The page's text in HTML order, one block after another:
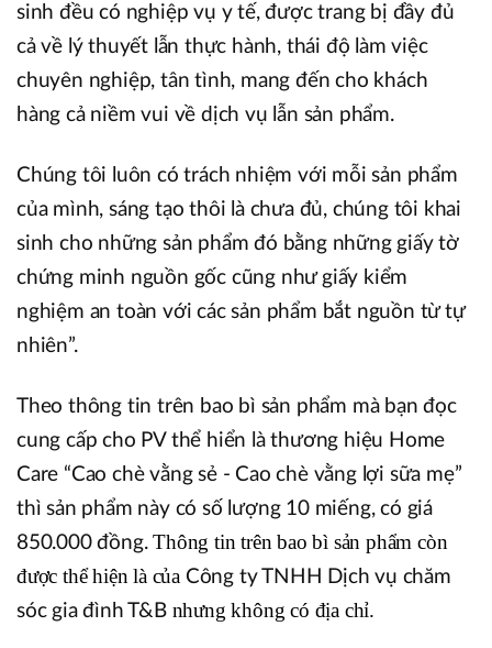
sinh đều có nghiệp vụ y tế, được trang bị đầy đủ
cả về lý thuyết lẫn thực hành, thái độ làm việc
chuyên nghiệp, tân tình, mang đến cho khách
hàng cả niềm vui về dịch vụ lẫn sản phẩm.
Chúng tôi luôn có trách nhiệm với mỗi sản phẩm
của mình, sáng tạo thôi là chưa đủ, chúng tôi khai
sinh cho những sản phẩm đó bằng những giấy tờ
chứng minh nguồn gốc cũng như giấy kiểm
nghiệm an toàn với các sản phẩm bắt nguồn từ tự
nhiên”.
Theo thông tin trên bao bì sản phẩm mà bạn đọc
cung cấp cho PV thể hiển là thương hiệu Home
Care “Cao chè vằng sẻ - Cao chè vằng lợi sữa mẹ”
thì sản phẩm này có số lượng 10 miếng, có giá
850.000 đồng.Thông tin trên bao bì sản phẩm còn
được thể hiện là của Công ty TNHH Dịch vụ chăm
sóc gia đình T&Bnhưng không có địa chỉ.